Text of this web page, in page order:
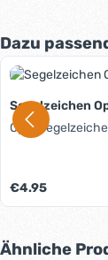
Produktgalerie
Dazu
Segelzeichen
Opti-
Regulärer Preis:
€4.95
Produktgalerie
Ähnliche